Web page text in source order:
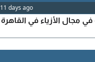
11 days ago
الأزياء في القاهرة